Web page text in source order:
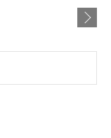
ご検討の方
ー様まで、賃貸経営に